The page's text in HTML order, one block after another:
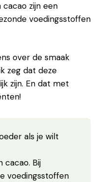
zijn een
voedingsstoffen
over de smaak
zeg dat deze
zijn. En dat met
als je wilt
cacao. Bij
voedingsstoffen